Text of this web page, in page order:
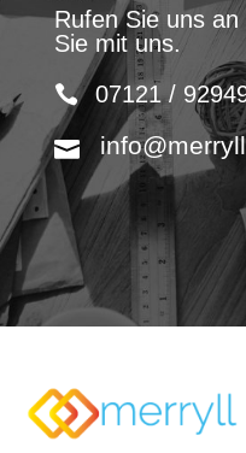
Rufen Sie uns
Sie mit uns.
07121 /